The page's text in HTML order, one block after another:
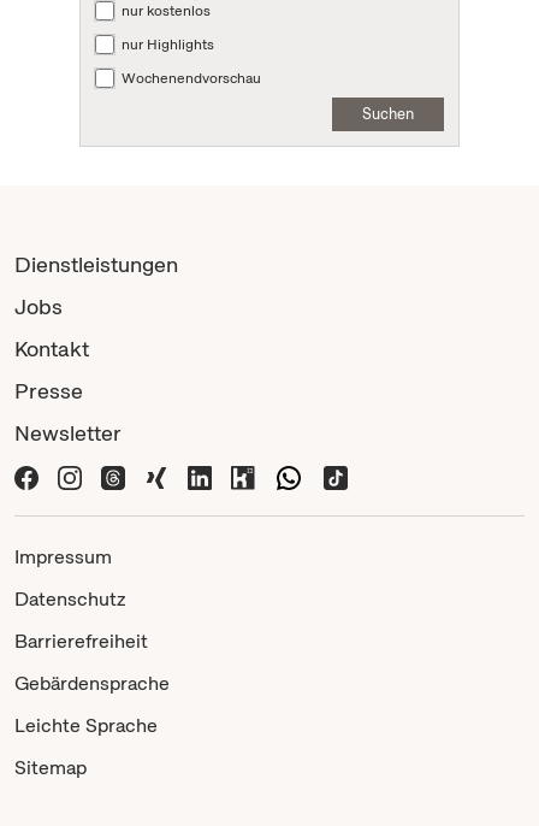
nur kostenlos
nur Highlights
Wochenendvorschau
Suchen
Dienstleistungen
Jobs
Kontakt
Presse
Newsletter
Impressum
Datenschutz
Barrierefreiheit
Gebärdensprache
Leichte Sprache
Sitemap